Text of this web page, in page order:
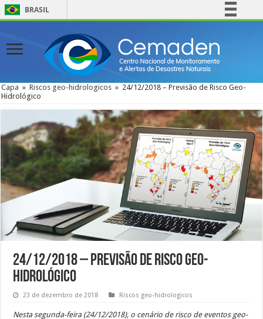
BRASIL
Comunica BR
Participe
Acesso à informação
Canais
Capa » Riscos geo-hidrologicos » 24/12/2018 – Previsão de Risco Geo-
Hidrológico
24/12/2018 – Previsão de Risco Geo-
Hidrológico
23 de dezembro de 2018 Riscos geo-hidrologicos
Nesta segunda-feira (24/12/2018), o cenário de risco de eventos geo-